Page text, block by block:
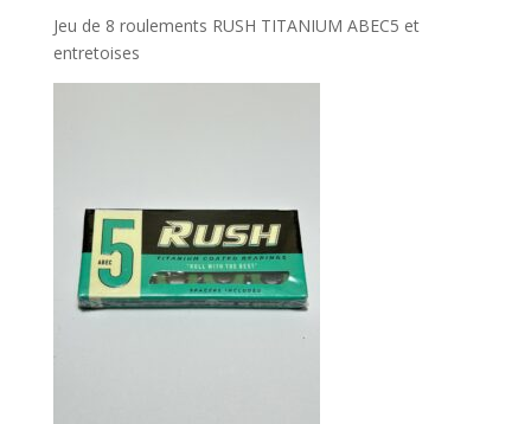
Jeu de 8 roulements RUSH TITANIUM ABEC5 et
entretoises